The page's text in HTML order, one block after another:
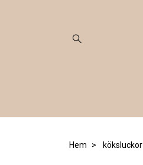
Hem köksluckor